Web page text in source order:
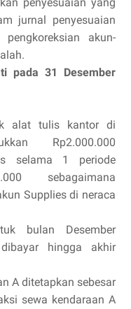
jurnal penyesuaian
akun-
pada 31 Desember
alat tulis kantor di
Rp2.000.000
selama 1 periode
sebagaimana
Supplies di neraca
bulan Desember
hingga akhir
A ditetapkan sebesar
sewa kendaraan A